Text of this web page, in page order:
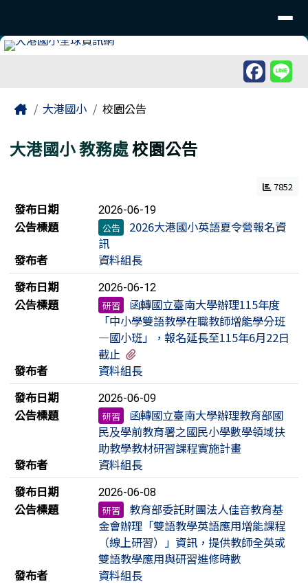
主內容區域
Home大港國小 校園公告
大港國小教務處校園公告
7852
新聞列表
發布日期 2026-06-19
公告標題 公告
2026大港國小英語夏令營報名資
訊
發布者
資料組長
發布日期
2026-06-12
公告標題 研習
函轉國立臺南大學辦理115年度
「中小學雙語教學在職教師增能學分班
—國小班」，報名延長至115年6月22日
截止
發布者
資料組長
發布日期
2026-06-09
公告標題 研習
函轉國立臺南大學辦理教育部國
民及學前教育署之國民小學數學領域扶
助教學教材研習課程實施計畫
發布者
資料組長
發布日期
2026-06-08
公告標題 研習
教育部委託財團法人佳音教育基
金會辦理「雙語教學英語應用增能課程
（線上研習）」資訊，提供教師全英或
雙語教學應用與研習進修時數
發布者
資料組長
頁尾區域